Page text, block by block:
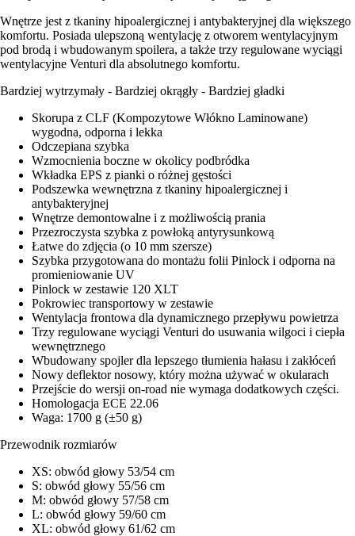
Wnętrze jest z tkaniny hipoalergicznej i antybakteryjnej dla większego
komfortu. Posiada ulepszoną wentylację z otworem wentylacyjnym
pod brodą i wbudowanym spoilera, a także trzy regulowane wyciągi
wentylacyjne Venturi dla absolutnego komfortu.
Bardziej wytrzymały - Bardziej okrągły - Bardziej gładki
Skorupa z CLF (Kompozytowe Włókno Laminowane)
wygodna, odporna i lekka
Odczepiana szybka
Wzmocnienia boczne w okolicy podbródka
Wkładka EPS z pianki o różnej gęstości
Podszewka wewnętrzna z tkaniny hipoalergicznej i
antybakteryjnej
Wnętrze demontowalne i z możliwością prania
Przezroczysta szybka z powłoką antyrysunkową
Łatwe do zdjęcia (o 10 mm szersze)
Szybka przygotowana do montażu folii Pinlock i odporna na
promieniowanie UV
Pinlock w zestawie 120 XLT
Pokrowiec transportowy w zestawie
Wentylacja frontowa dla dynamicznego przepływu powietrza
Trzy regulowane wyciągi Venturi do usuwania wilgoci i ciepła
wewnętrznego
Wbudowany spojler dla lepszego tłumienia hałasu i zakłóceń
Nowy deflektor nosowy, który można używać w okularach
Przejście do wersji on-road nie wymaga dodatkowych części.
Homologacja ECE 22.06
Waga: 1700 g (±50 g)
Przewodnik rozmiarów
XS: obwód głowy 53/54 cm
S: obwód głowy 55/56 cm
M: obwód głowy 57/58 cm
L: obwód głowy 59/60 cm
XL: obwód głowy 61/62 cm